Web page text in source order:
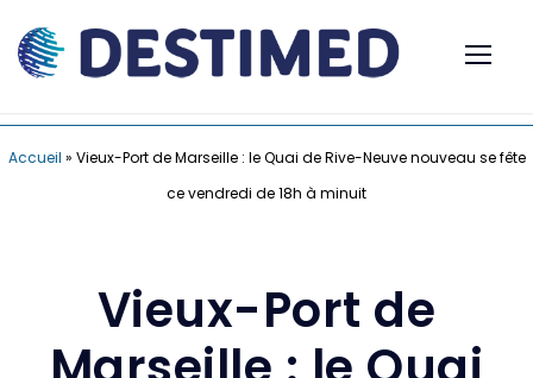
Accueil » Vieux-Port de Marseille : le Quai de Rive-Neuve nouveau se fête
ce vendredi de 18h à minuit
Vieux-Port de